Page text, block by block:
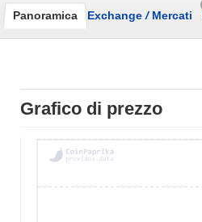
Panoramica Exchange /Mercati
Grafico di prezzo